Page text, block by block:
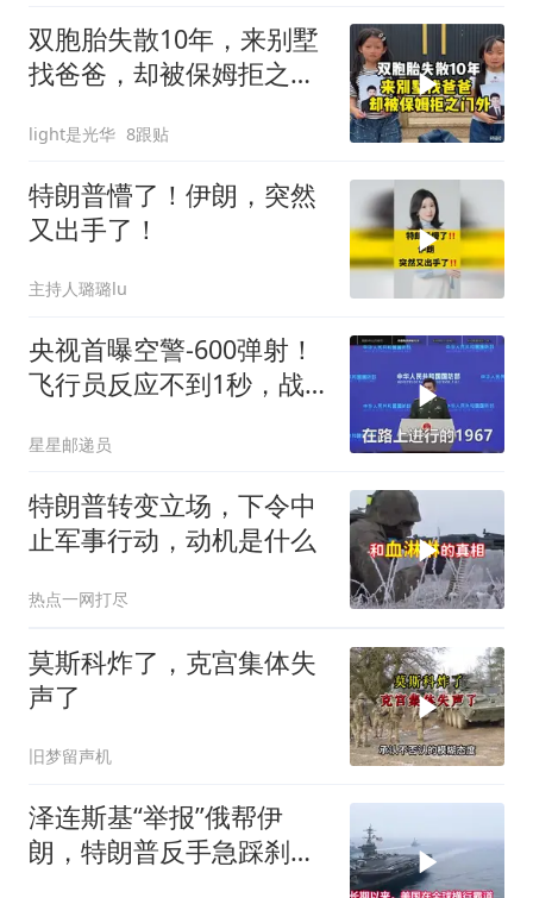
双胞胎失散10年，来别墅
找爸爸，却被保姆拒之门
light是光华 8跟贴
特朗普懵了！伊朗，突然
又出手了！
主持人璐璐lu
央视首曝空警-600弹射！
飞行员反应不到1秒，战
星星邮递员
特朗普转变立场，下令中
止军事行动，动机是什么
热点一网打尽
莫斯科炸了，克宫集体失
声了
旧梦留声机
泽连斯基“举报”俄帮伊
朗，特朗普反手急踩刹